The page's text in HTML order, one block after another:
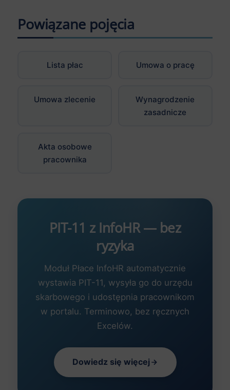
Powiązane pojęcia
Lista płac Umowa o pracę
Umowa zlecenie
Wynagrodzenie
zasadnicze
Akta osobowe
pracownika
PIT-11 z InfoHR — bez
ryzyka
Moduł Płace InfoHR automatycznie
wystawia PIT-11, wysyła go do urzędu
skarbowego i udostępnia pracownikom
w portalu. Terminowo, bez ręcznych
Excelów.
Dowiedz się więcej